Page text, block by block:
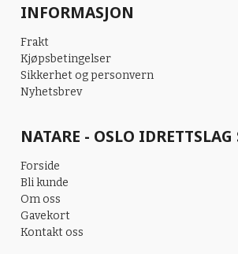
INFORMASJON
Frakt
Kjøpsbetingelser
Sikkerhet og personvern
Nyhetsbrev
NATARE - OSLO
Forside
Bli kunde
Om oss
Gavekort
Kontakt oss